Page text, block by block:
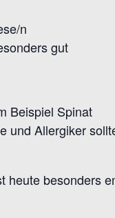
n
gut
Beispiel Spinat
und Allergiker
heute besonders